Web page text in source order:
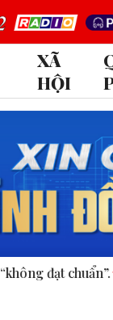
XÃ
HỘI
Danh sách Ban